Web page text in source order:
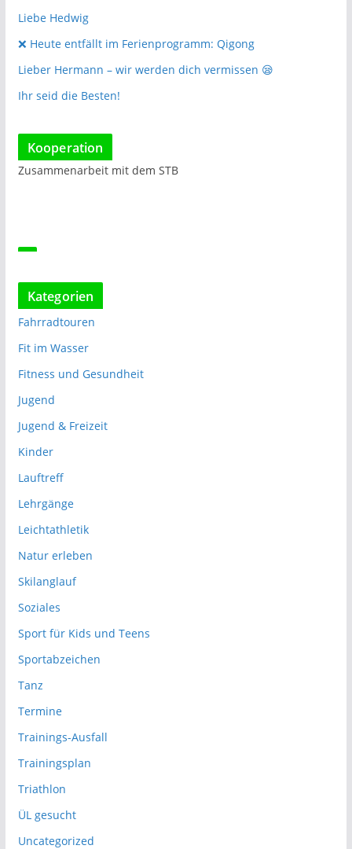
Liebe Hedwig
❌️ Heute entfällt im Ferienprogramm: Qigong
Lieber Hermann – wir werden dich vermissen 😪
Ihr seid die Besten!
Kooperation
Zusammenarbeit mit dem STB
Kategorien
Fahrradtouren
Fit im Wasser
Fitness und Gesundheit
Jugend
Jugend & Freizeit
Kinder
Lauftreff
Lehrgänge
Leichtathletik
Natur erleben
Skilanglauf
Soziales
Sport für Kids und Teens
Sportabzeichen
Tanz
Termine
Trainings-Ausfall
Trainingsplan
Triathlon
ÜL gesucht
Uncategorized